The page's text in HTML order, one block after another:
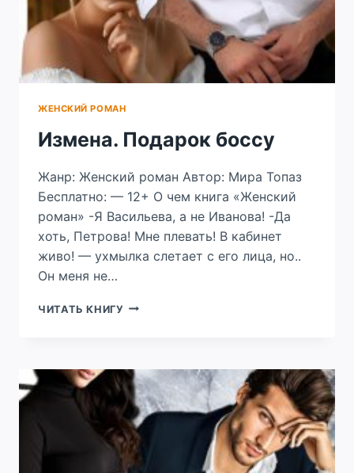
ЖЕНСКИЙ РОМАН
Измена. Подарок боссу
Жанр: Женский роман Автор: Мира Топаз
Бесплатно: — 12+ О чем книга «Женский
роман» -Я Васильева, а не Иванова! -Да
хоть, Петрова! Мне плевать! В кабинет
живо! — ухмылка слетает с его лица, но..
Он меня не…
ЧИТАТЬ КНИГУ ИЗМЕНА.